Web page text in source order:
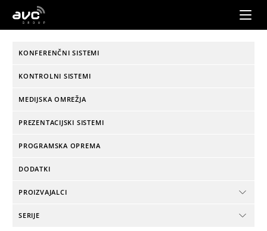
AVC
KONFERENČNI SISTEMI
KONTROLNI SISTEMI
MEDIJSKA OMREŽJA
PREZENTACIJSKI SISTEMI
PROGRAMSKA OPREMA
DODATKI
PROIZVAJALCI
SERIJE